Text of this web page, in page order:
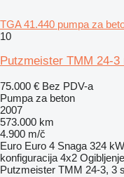
TGA 41.440 pumpa za
10
Putzmeister TMM 24-
75.000 € Bez PDV-a
Pumpa za beton
2007
573.000 km
4.900 m/č
Euro Euro 4 Snaga 324
konfiguracija 4x2 Ogibljenje
Putzmeister TMM 24-3, 3